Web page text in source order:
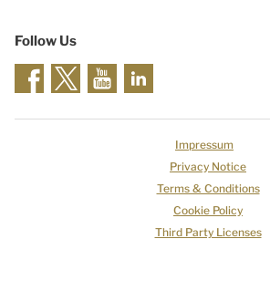
Follow Us
Impressum
Privacy Notice
Terms & Conditions
Cookie Policy
Third Party Licenses